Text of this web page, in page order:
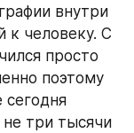
внутри
к человеку. С
просто
поэтому
три тысячи